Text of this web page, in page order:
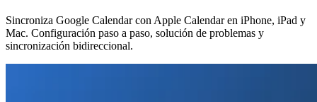
Sincroniza Google Calendar con Apple Calendar en iPhone, iPad y
Mac. Configuración paso a paso, solución de problemas y
sincronización bidireccional.